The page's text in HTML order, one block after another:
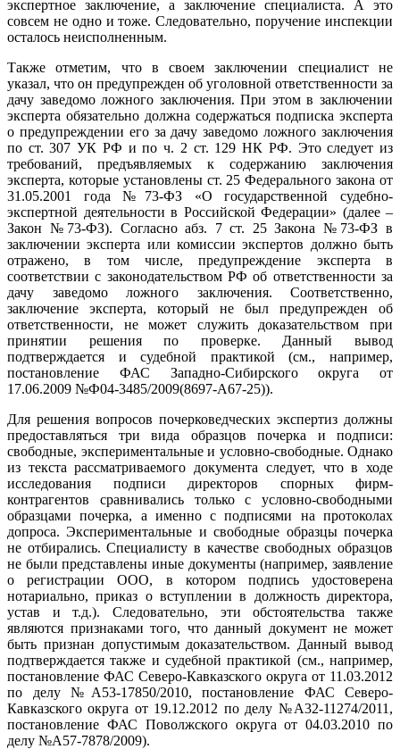
экспертное заключение, а заключение специалиста. А это
совсем не одно и тоже. Следовательно, поручение инспекции
осталось неисполненным.
Также отметим, что в своем заключении специалист не
указал, что он предупрежден об уголовной ответственности за
дачу заведомо ложного заключения. При этом в заключении
эксперта обязательно должна содержаться подписка эксперта
о предупреждении его за дачу заведомо ложного заключения
по ст. 307 УК РФ и по ч. 2 ст. 129 НК РФ. Это следует из
требований, предъявляемых к содержанию заключения
эксперта, которые установлены ст. 25 Федерального закона от
31.05.2001 года №73-ФЗ «О государственной судебно-
экспертной деятельности в Российской Федерации» (далее –
Закон №73-ФЗ). Согласно абз. 7 ст. 25 Закона №73-ФЗ в
заключении эксперта или комиссии экспертов должно быть
отражено, в том числе, предупреждение эксперта в
соответствии с законодательством РФ об ответственности за
дачу заведомо ложного заключения. Соответственно,
заключение эксперта, который не был предупрежден об
ответственности, не может служить доказательством при
принятии решения по проверке. Данный вывод
подтверждается и судебной практикой (см., например,
постановление ФАС Западно-Сибирского округа от
17.06.2009 №Ф04-3485/2009(8697-А67-25)).
Для решения вопросов почерковедческих экспертиз должны
предоставляться три вида образцов почерка и подписи:
свободные, экспериментальные и условно-свободные. Однако
из текста рассматриваемого документа следует, что в ходе
исследования подписи директоров спорных фирм-
контрагентов сравнивались только с условно-свободными
образцами почерка, а именно с подписями на протоколах
допроса. Экспериментальные и свободные образцы почерка
не отбирались. Специалисту в качестве свободных образцов
не были представлены иные документы (например, заявление
о регистрации ООО, в котором подпись удостоверена
нотариально, приказ о вступлении в должность директора,
устав и т.д.). Следовательно, эти обстоятельства также
являются признаками того, что данный документ не может
быть признан допустимым доказательством. Данный вывод
подтверждается также и судебной практикой (см., например,
постановление ФАС Северо-Кавказского округа от 11.03.2012
по делу №А53-17850/2010, постановление ФАС Северо-
Кавказского округа от 19.12.2012 по делу №А32-11274/2011,
постановление ФАС Поволжского округа от 04.03.2010 по
делу №А57-7878/2009).